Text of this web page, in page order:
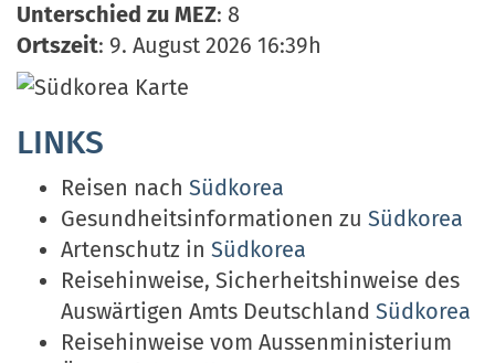
Unterschied zu MEZ: 8
Ortszeit: 9. August 2026 16:39h
LINKS
Reisen nach Südkorea
Gesundheitsinformationen zu Südkorea
Artenschutz in Südkorea
Reisehinweise, Sicherheitshinweise des
Auswärtigen Amts Deutschland Südkorea
Reisehinweise vom Aussenministerium